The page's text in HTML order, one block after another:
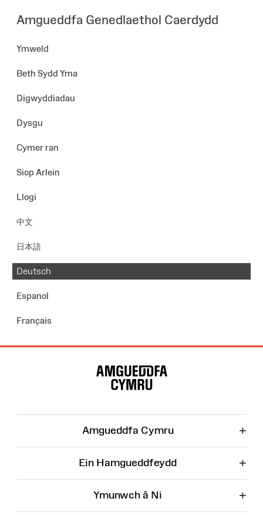
Amgueddfa Genedlaethol Caerdydd
Ymweld
Beth Sydd Yma
Digwyddiadau
Dysgu
Cymer ran
Siop Arlein
Llogi
中文
日本語
Deutsch
Espanol
Français
Amgueddfa Cymru +
Ein Hamgueddfeydd +
Ymunwch â Ni +